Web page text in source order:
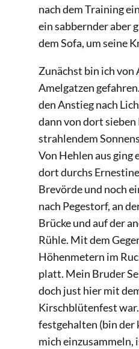
nach dem Training
ein sabbernder aber
dem Sofa, um seine
Zunächst bin ich von
Amelgatzen
den Anstieg nach
dann von dort
strahlendem
Von Hehlen aus ging
dort durchs
Brevörde und noch
nach Pegestorf, an
Brücke und auf der
Rühle. Mit dem
Höhenmetern im
platt. Mein Bruder
doch just hier mit
Kirschblütenfest
festgehalten (bin der
mich einzusammeln,